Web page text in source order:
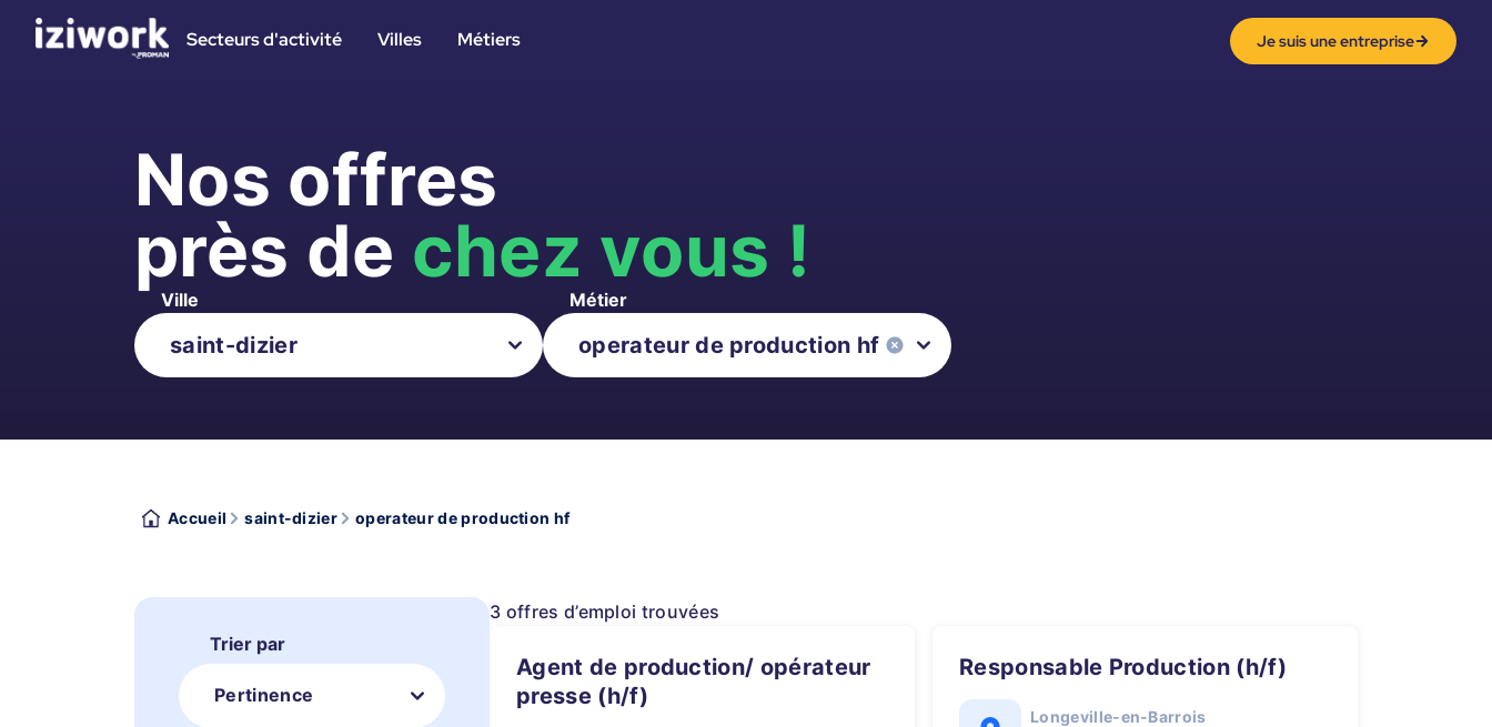
Secteurs d'activité Villes Métiers Je suis une entreprise
Nos offres
près de chez vous !
Ville Métier
Accueil saint-dizier operateur de production hf
Trier par
Pertinence
3 offres d’emploi trouvées
Agent de production/ opérateur
presse (h/f)
Responsable Production (h/f)
Longeville-en-Barrois